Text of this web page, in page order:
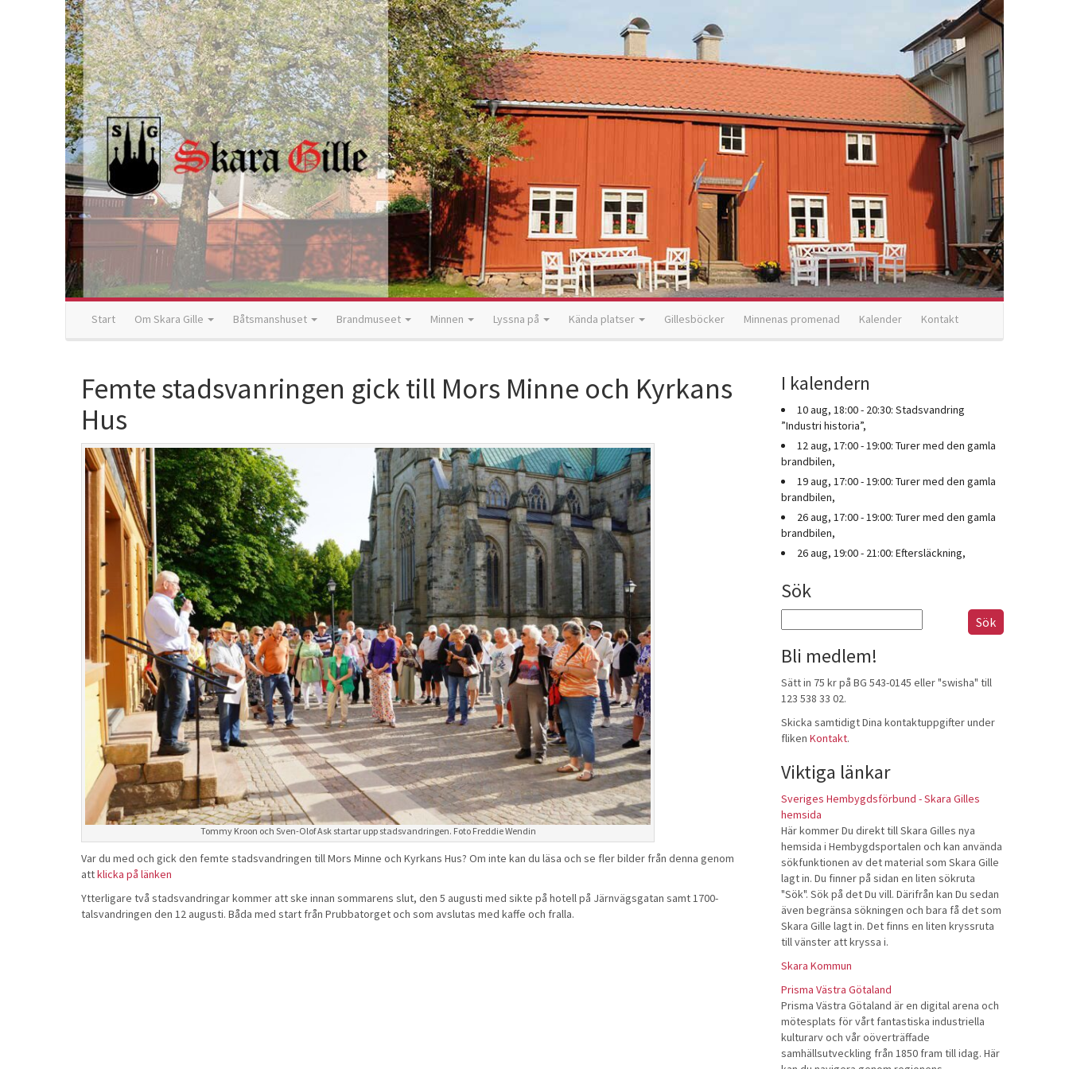
Start Om Skara Gille Båtsmanshuset Brandmuseet Minnen Lyssna på Kända platser Gillesböcker Minnenas promenad Kalender Kontakt
Femte stadsvanringen gick till Mors Minne och Kyrkans
Hus
Tommy Kroon och Sven-Olof Ask startar upp stadsvandringen. Foto Freddie Wendin
Var du med och gick den femte stadsvandringen till Mors Minne och Kyrkans Hus? Om inte kan du läsa och se fler bilder från denna genom
attklicka på länken
Ytterligare två stadsvandringar kommer att ske innan sommarens slut, den 5 augusti med sikte på hotell på Järnvägsgatan samt 1700-
talsvandringen den 12 augusti. Båda med start från Prubbatorget och som avslutas med kaffe och fralla.
I kalendern
10 aug, 18:00 - 20:30: Stadsvandring
”Industri historia”,
12 aug, 17:00 - 19:00: Turer med den gamla
brandbilen,
19 aug, 17:00 - 19:00: Turer med den gamla
brandbilen,
26 aug, 17:00 - 19:00: Turer med den gamla
brandbilen,
26 aug, 19:00 - 21:00: Eftersläckning,
Sök
efter:
Bli medlem!
Sätt in 75 kr på BG 543-0145 eller "swisha" till
123 538 33 02.
Skicka samtidigt Dina kontaktuppgifter under
fliken Kontakt.
Viktiga länkar
Sveriges Hembygdsförbund - Skara Gilles
hemsida
Här kommer Du direkt till Skara Gilles nya
hemsida i Hembygdsportalen och kan använda
sökfunktionen av det material som Skara Gille
lagt in. Du finner på sidan en liten sökruta
"Sök". Sök på det Du vill. Därifrån kan Du sedan
även begränsa sökningen och bara få det som
Skara Gille lagt in. Det finns en liten kryssruta
till vänster att kryssa i.
Skara Kommun
Prisma Västra Götaland
Prisma Västra Götaland är en digital arena och
mötesplats för vårt fantastiska industriella
kulturarv och vår oöverträffade
samhällsutveckling från 1850 fram till idag. Här